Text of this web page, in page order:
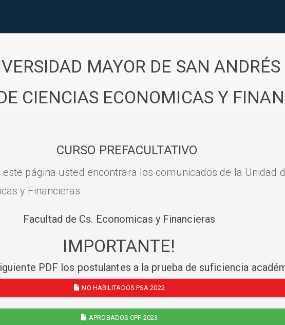
MAYOR DE SAN ANDRÉS
CIENCIAS ECONOMICAS Y
CURSO PREFACULTATIVO
página usted encontrara los comunicados de la Unidad
y Financieras.
Facultad de Cs. Economicas y Financieras
IMPORTANTE!
PDF los postulantes a la prueba de suficiencia
NO HABILITADOS PSA 2022
APROBADOS CPF 2023